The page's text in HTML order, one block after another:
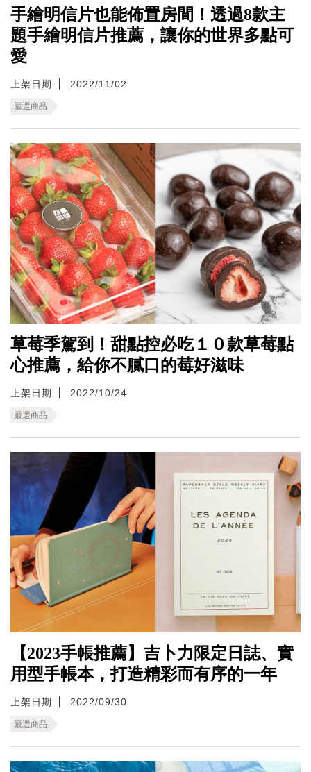
手繪明信片也能佈置房間！透過8款主
題手繪明信片推薦，讓你的世界多點可
愛
上架日期 2022/11/02
嚴選商品
草莓季駕到！甜點控必吃１０款草莓點
心推薦，給你不膩口的莓好滋味
上架日期 2022/10/24
嚴選商品
【2023手帳推薦】吉卜力限定日誌、實
用型手帳本，打造精彩而有序的一年
上架日期 2022/09/30
嚴選商品